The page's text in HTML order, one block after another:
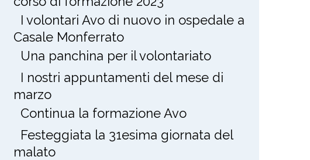
I volontari Avo di nuovo in ospedale a
Casale Monferrato
Una panchina per il volontariato
I nostri appuntamenti del mese di
marzo
Continua la formazione Avo
Festeggiata la 31esima giornata del
malato